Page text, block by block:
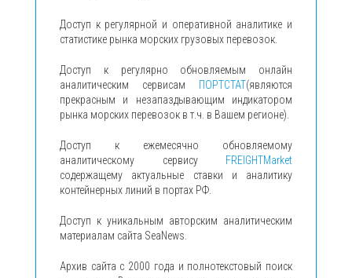
Доступ к регулярной и оперативной аналитике и
статистике рынка морских грузовых перевозок.
Доступ к регулярно обновляемым онлайн
аналитическим сервисам ПОРТСТАТ(являются
прекрасным и незапаздывающим индикатором
рынка морских перевозок в т.ч. в Вашем регионе).
Доступ к ежемесячно обновляемому
аналитическому сервису FREIGHTMarket
содержащему актуальные ставки и аналитику
контейнерных линий в портах РФ.
Доступ к уникальным авторским аналитическим
материалам сайта SeaNews.
Архив сайта с 2000 года и полнотекстовый поиск